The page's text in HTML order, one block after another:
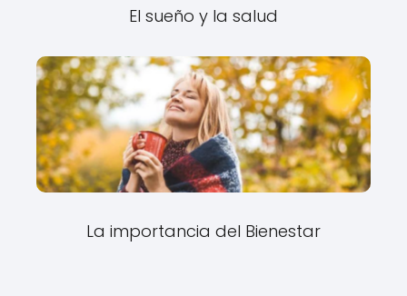
El sueño y la salud
La importancia del Bienestar